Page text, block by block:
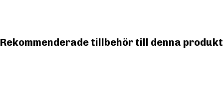
Rekommenderade tillbehör till denna produkt